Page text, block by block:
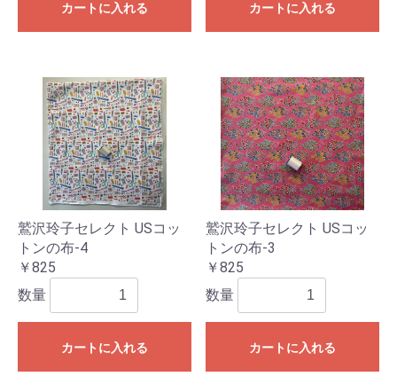
カートに入れる カートに入れる
鷲沢玲子セレクト USコッ
トンの布-4
￥825
数量
カートに入れる
鷲沢玲子セレクト USコッ
トンの布-3
￥825
数量
カートに入れる